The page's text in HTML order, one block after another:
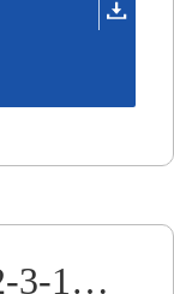
[제2022-3-14호] 현장직원 근무화 제작.구매 공고